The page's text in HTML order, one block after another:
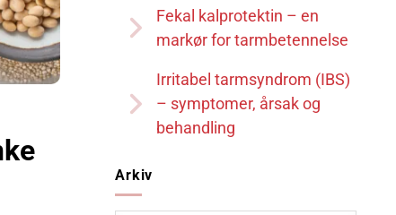
Fekal kalprotektin – en
markør for tarmbetennelse
Irritabel tarmsyndrom (IBS)
– symptomer, årsak og
behandling
Arkiv